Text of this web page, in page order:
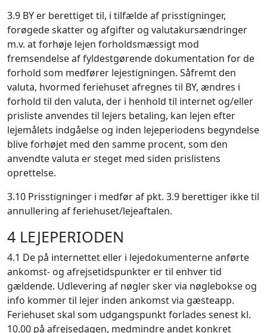
3.9 BY er berettiget til, i tilfælde af prisstigninger,
forøgede skatter og afgifter og valutakursændringer
m.v. at forhøje lejen forholdsmæssigt mod
fremsendelse af fyldestgørende dokumentation for de
forhold som medfører lejestigningen. Såfremt den
valuta, hvormed feriehuset afregnes til BY, ændres i
forhold til den valuta, der i henhold til internet og/eller
prisliste anvendes til lejers betaling, kan lejen efter
lejemålets indgåelse og inden lejeperiodens begyndelse
blive forhøjet med den samme procent, som den
anvendte valuta er steget med siden prislistens
oprettelse.
3.10 Prisstigninger i medfør af pkt. 3.9 berettiger ikke til
annullering af feriehuset/lejeaftalen.
4 LEJEPERIODEN
4.1 De på internettet eller i lejedokumenterne anførte
ankomst- og afrejsetidspunkter er til enhver tid
gældende. Udlevering af nøgler sker via nøglebokse og
info kommer til lejer inden ankomst via gæsteapp.
Feriehuset skal som udgangspunkt forlades senest kl.
10.00 på afrejsedagen, medmindre andet konkret